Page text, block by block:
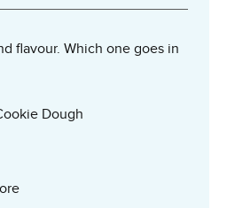
flavour. Which one goes in
Dough